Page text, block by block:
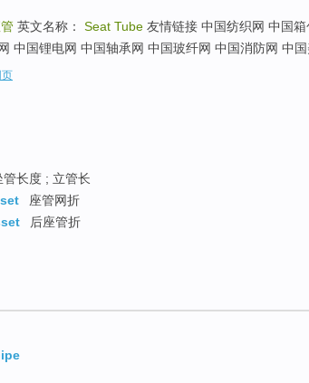
英文名称： Seat Tube 友情链接 中国纺织网 中国
中国锂电网 中国轴承网 中国玻纤网 中国消防网 中国
管长度 ; 立管长
座管网折
后座管折